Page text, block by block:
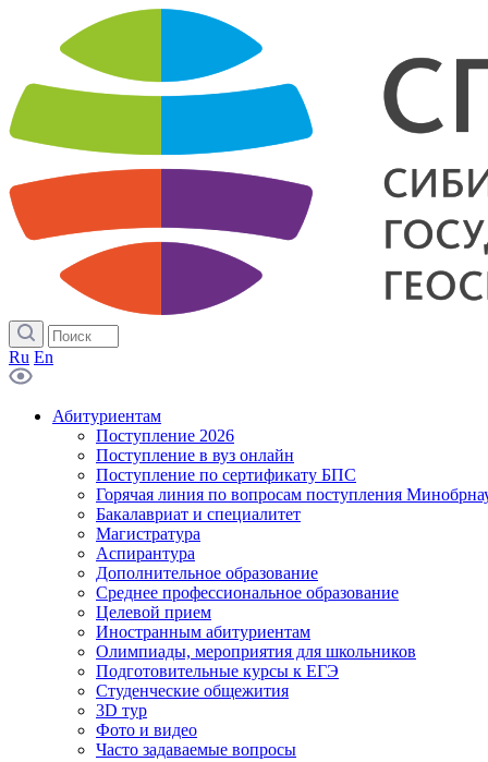
Ru En
Абитуриентам
Поступление 2026
Поступление в вуз онлайн
Поступление по сертификату БПС
Горячая линия по вопросам поступления
Бакалавриат и специалитет
Магистратура
Аспирантура
Дополнительное образование
Среднее профессиональное образование
Целевой прием
Иностранным абитуриентам
Олимпиады, мероприятия для школьников
Подготовительные курсы к ЕГЭ
Студенческие общежития
3D тур
Фото и видео
Часто задаваемые вопросы